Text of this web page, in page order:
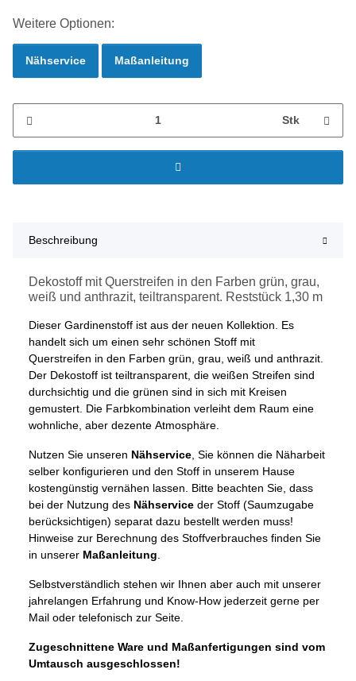
Weitere Optionen:
Nähservice Maßanleitung
Stk
Beschreibung
Dekostoff mit Querstreifen in den Farben grün, grau,
weiß und anthrazit, teiltransparent. Reststück 1,30 m
Dieser Gardinenstoff ist aus der neuen Kollektion. Es
handelt sich um einen sehr schönen Stoff mit
Querstreifen in den Farben grün, grau, weiß und anthrazit.
Der Dekostoff ist teiltransparent, die weißen Streifen sind
durchsichtig und die grünen sind in sich mit Kreisen
gemustert. Die Farbkombination verleiht dem Raum eine
wohnliche, aber dezente Atmosphäre.
Nutzen Sie unseren Nähservice , Sie können die Näharbeit
selber konfigurieren und den Stoff in unserem Hause
kostengünstig vernähen lassen. Bitte beachten Sie, dass
bei der Nutzung des Nähservice der Stoff (Saumzugabe
berücksichtigen) separat dazu bestellt werden muss!
Hinweise zur Berechnung des Stoffverbrauches finden Sie
in unserer Maßanleitung
Selbstverständlich stehen wir Ihnen aber auch mit unserer
jahrelangen Erfahrung und Know-How jederzeit gerne per
Mail oder telefonisch zur Seite.
Zugeschnittene Ware und Maßanfertigungen sind vom
Umtausch ausgeschlossen!